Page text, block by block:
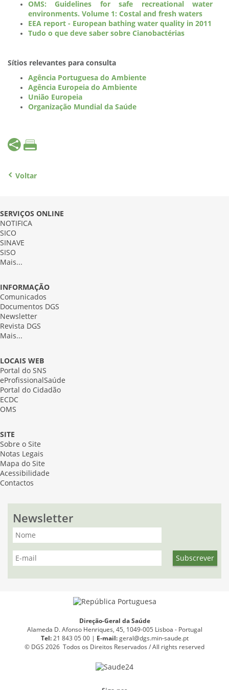
OMS: Guidelines for safe recreational water
environments. Volume 1: Costal and fresh waters
EEA report - European bathing water quality in 2011
Tudo o que deve saber sobre Cianobactérias
Sítios relevantes para consulta
Agência Portuguesa do Ambiente
Agência Europeia do Ambiente
União Europeia
Organização Mundial da Saúde
Voltar
SERVIÇOS ONLINE
NOTIFICA
SICO
SINAVE
SISO
Mais...
INFORMAÇÃO
Comunicados
Documentos DGS
Newsletter
Revista DGS
Mais...
LOCAIS WEB
Portal do SNS
eProfissionalSaúde
Portal do Cidadão
ECDC
OMS
SITE
Sobre o Site
Notas Legais
Mapa do Site
Acessibilidade
Contactos
Newsletter
Direção-Geral da Saúde
Alameda D. Afonso Henriques, 45, 1049-005 Lisboa - Portugal
Tel:21 843 05 00 | E-mail: geral@dgs.min-saude.pt
© DGS 2026 Todos os Direitos Reservados / All rights reserved